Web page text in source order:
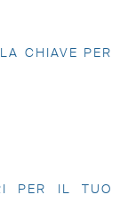
CHIAVE PER
PER IL TUO